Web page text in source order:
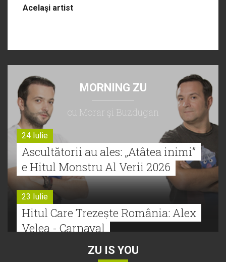
Acelaşi artist
MORNING ZU
cu Morar şi Buzdugan
24 Iulie
Ascultătorii au ales: „Atâtea inimi”
e Hitul Monstru Al Verii 2026
23 Iulie
Hitul Care Trezește România: Alex
Velea - Carnaval
ZU IS YOU